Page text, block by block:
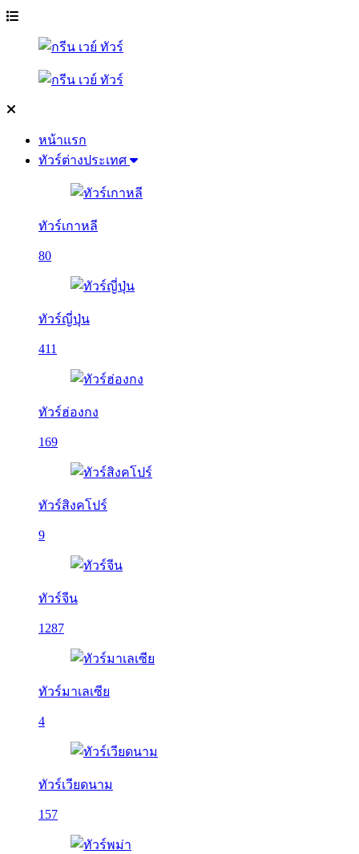
หน้าแรก
ทัวร์ต่างประเทศ
ทัวร์เกาหลี
80
ทัวร์ญี่ปุ่น
411
ทัวร์ฮ่องกง
169
ทัวร์สิงคโปร์
9
ทัวร์จีน
1287
ทัวร์มาเลเซีย
4
ทัวร์เวียดนาม
157